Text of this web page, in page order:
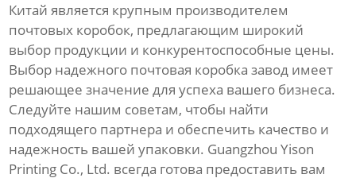
Китай является крупным производителем
почтовых коробок, предлагающим широкий
выбор продукции и конкурентоспособные цены.
Выбор надежного почтовая коробка завод имеет
решающее значение для успеха вашего бизнеса.
Следуйте нашим советам, чтобы найти
подходящего партнера и обеспечить качество и
надежность вашей упаковки. Guangzhou Yison
Printing Co., Ltd. всегда готова предоставить вам